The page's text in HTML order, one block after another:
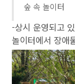
숲 속 놀이터
-상시 운영되고
놀이터에서 장애